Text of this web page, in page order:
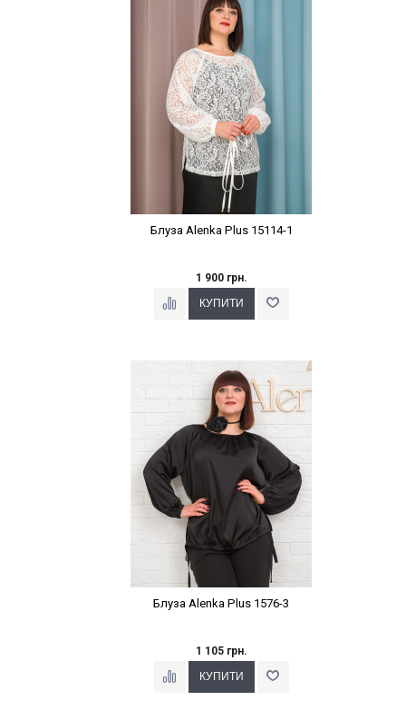
Блуза Alenka Plus 15114-1
1 900 грн.
Блуза Alenka Plus 1576-3
1 105 грн.